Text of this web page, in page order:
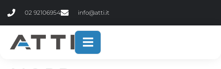
02 92106954 info@atti.it